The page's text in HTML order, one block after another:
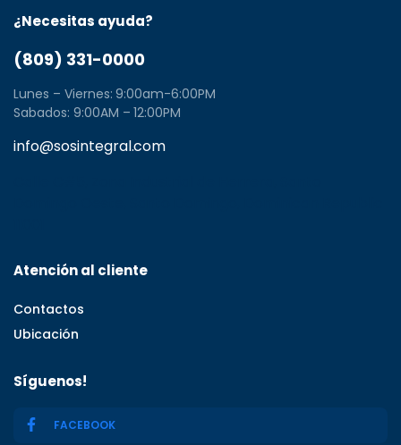
¿Necesitas ayuda?
(809) 331-0000
Lunes – Viernes: 9:00am-6:00PM
Sabados: 9:00AM – 12:00PM
info@sosintegral.com
Atención al cliente
Contactos
Ubicación
Síguenos!
FACEBOOK